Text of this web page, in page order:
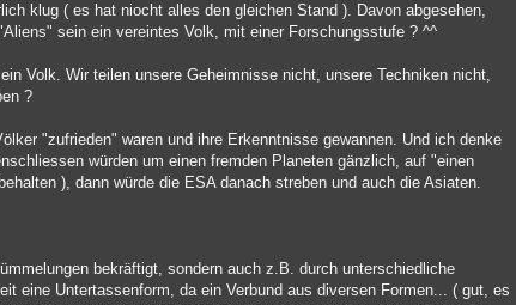
klug ( es hat niocht alles den gleichen Stand ). Davon abgesehen,
sein ein vereintes Volk, mit einer Forschungsstufe ? ^^
Volk. Wir teilen unsere Geheimnisse nicht, unsere Techniken nicht,
?
"zufrieden" waren und ihre Erkenntnisse gewannen. Und ich denke
würden um einen fremden Planeten gänzlich, auf "einen
), dann würde die ESA danach streben und auch die Asiaten.
bekräftigt, sondern auch z.B. durch unterschiedliche
eine Untertassenform, da ein Verbund aus diversen Formen... ( gut, es